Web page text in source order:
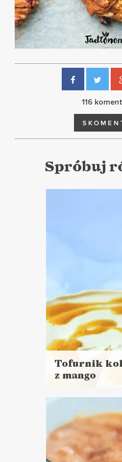
116
Spróbuj
Tofurnik
z mango
więcej
Czas
+ noc chłodzenia
CIASTA I DESERY
DZIEŃ DZIECKA
TŁUSTY